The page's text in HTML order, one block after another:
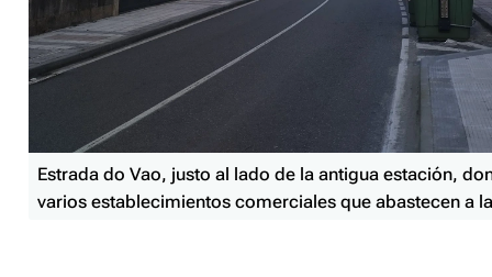
Estrada do Vao, justo al lado de la antigua estación,
varios establecimientos comerciales que abastecen a